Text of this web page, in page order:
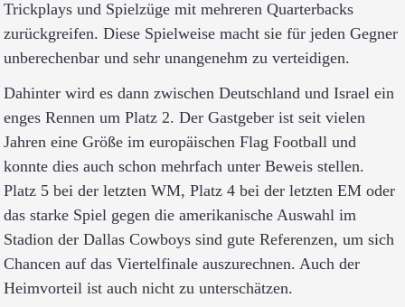
Trickplays und Spielzüge mit mehreren Quarterbacks
zurückgreifen. Diese Spielweise macht sie für jeden Gegner
unberechenbar und sehr unangenehm zu verteidigen.
Dahinter wird es dann zwischen Deutschland und Israel ein
enges Rennen um Platz 2. Der Gastgeber ist seit vielen
Jahren eine Größe im europäischen Flag Football und
konnte dies auch schon mehrfach unter Beweis stellen.
Platz 5 bei der letzten WM, Platz 4 bei der letzten EM oder
das starke Spiel gegen die amerikanische Auswahl im
Stadion der Dallas Cowboys sind gute Referenzen, um sich
Chancen auf das Viertelfinale auszurechnen. Auch der
Heimvorteil ist auch nicht zu unterschätzen.